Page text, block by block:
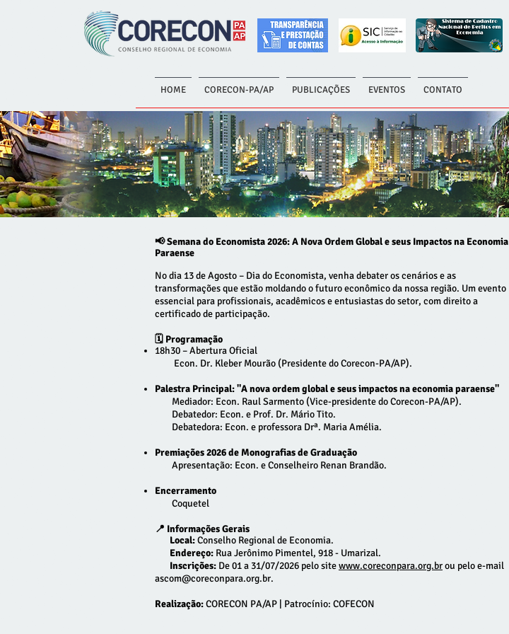
HOME CORECON-PA/AP PUBLICAÇÕES EVENTOS CONTATO
📢 Semana do Economista 2026: A Nova Ordem Global e seus Impactos na Economia
Paraense
No dia 13 de Agosto – Dia do Economista, venha debater os cenários e as
transformações que estão moldando o futuro econômico da nossa região. Um evento
essencial para profissionais, acadêmicos e entusiastas do setor, com direito a
certificado de participação.
🗓️ Programação
18h30 – Abertura Oficial
Econ. Dr. Kleber Mourão (Presidente do Corecon-PA/AP).
Palestra Principal: "A nova ordem global e seus impactos na economia paraense"
Mediador: Econ. Raul Sarmento (Vice-presidente do Corecon-PA/AP).
Debatedor: Econ. e Prof. Dr. Mário Tito.
Debatedora: Econ. e professora Drª. Maria Amélia.
Premiações 2026 de Monografias de Graduação
Apresentação: Econ. e Conselheiro Renan Brandão.
Encerramento
Coquetel
📍 Informações Gerais
Local:Conselho Regional de Economia.
Endereço: Rua Jerônimo Pimentel, 918 - Umarizal.
Inscrições: De 01 a 31/07/2026 pelo sitewww.coreconpara.org.brou pelo e-mail
ascom@coreconpara.org.br.
Realização:CORECON PA/AP | Patrocínio: COFECON